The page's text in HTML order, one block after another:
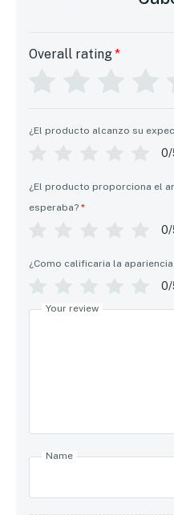
Overall rating*
¿El producto alcanzo su
0/
¿El producto proporciona el
esperaba? *
0/
¿Como calificaria la
0/
Your review
Name